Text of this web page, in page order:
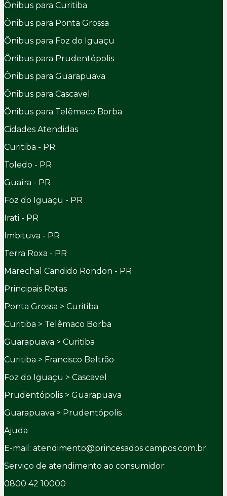
Ônibus para Curitiba
Ônibus para Ponta Grossa
Ônibus para Foz do Iguaçu
Ônibus para Prudentópolis
Ônibus para Guarapuava
Ônibus para Cascavel
Ônibus para Telêmaco Borba
Cidades Atendidas
Curitiba - PR
Toledo - PR
Guaíra - PR
Foz do Iguaçu - PR
Irati - PR
Imbituva - PR
Terra Roxa - PR
Marechal Candido Rondon - PR
Principais Rotas
Ponta Grossa > Curitiba
Curitiba > Telêmaco Borba
Guarapuava > Curitiba
Curitiba > Francisco Beltrão
Foz do Iguaçu > Cascavel
Prudentópolis > Guarapuava
Guarapuava > Prudentópolis
Ajuda
E-mail: atendimento@princesados campos.com.br
Serviço de atendimento ao consumidor:
0800 42 10000